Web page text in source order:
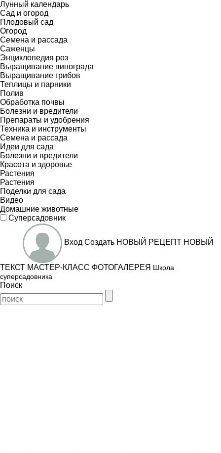
Лунный календарь
Сад и огород
Плодовый сад
Огород
Семена и рассада
Саженцы
Энциклопедия роз
Выращивание винограда
Выращивание грибов
Теплицы и парники
Полив
Обработка почвы
Болезни и вредители
Препараты и удобрения
Техника и инструменты
Семена и рассада
Идеи для сада
Болезни и вредители
Красота и здоровье
Растения
Растения
Поделки для сада
Видео
Домашние животные
Суперсадовник
Вход Создать НОВЫЙ РЕЦЕПТ НОВЫЙ
ТЕКСТ МАСТЕР-КЛАСС ФОТОГАЛЕРЕЯ Школа
суперсадовника
Поиск